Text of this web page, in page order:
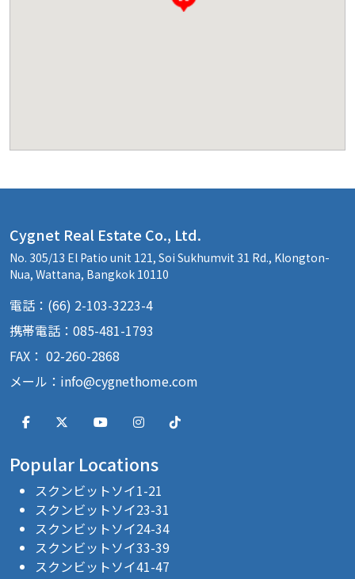
Cygnet Real Estate Co., Ltd.
No. 305/13 El Patio unit 121, Soi Sukhumvit 31 Rd., Klongton-
Nua, Wattana, Bangkok 10110
電話：(66) 2-103-3223-4
携帯電話：085-481-1793
FAX： 02-260-2868
メール： info@cygnethome.com
Popular Locations
スクンビットソイ1-21
スクンビットソイ23-31
スクンビットソイ24-34
スクンビットソイ33-39
スクンビットソイ41-47